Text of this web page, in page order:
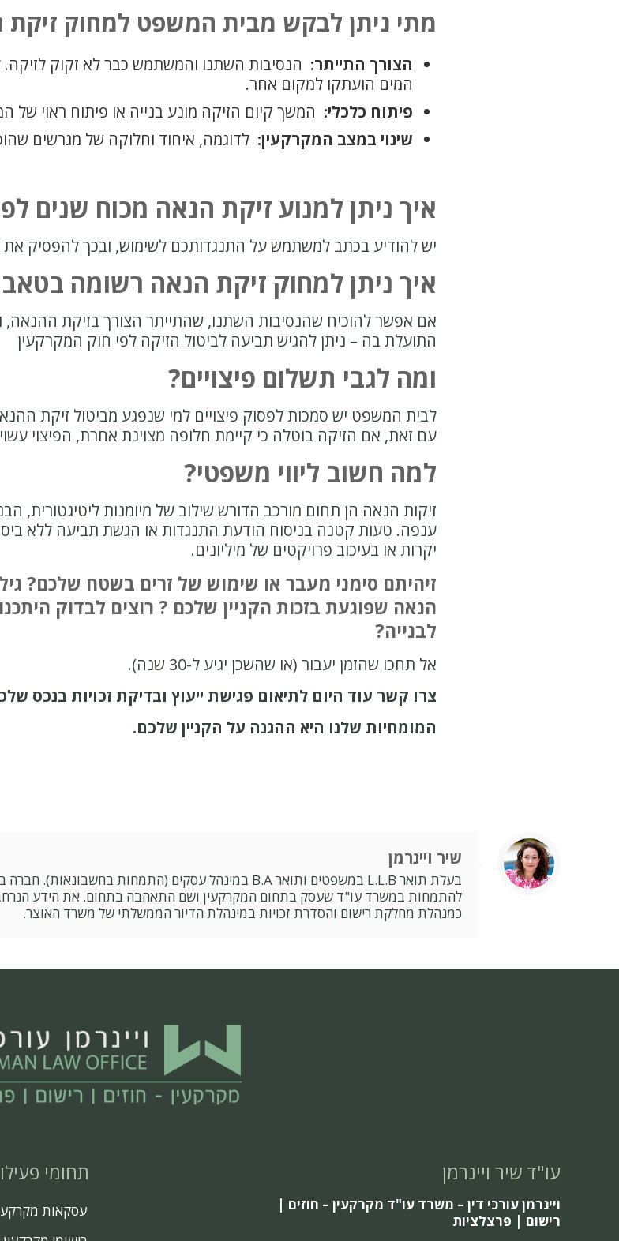
מתי ניתן לבקש מבית המשפט למחוק זיקת
הצורך התייתר: הנסיבות השתנו והמשתמש כבר לא זקוק
המים הועתקו למקום אחר.
פיתוח כלכלי: המשך קיום הזיקה מונע בנייה או פיתוח ראוי של
שינוי במצב המקרקעין: לדוגמה, איחוד וחלוקה של מגרשים
איך ניתן למנוע זיקת הנאה מכוח שנים לפני
יש להודיע בכתב למשתמש על התנגדותכם לשימוש, ובכך להפסיק את מרוץ
איך ניתן למחוק זיקת הנאה רשומה
אם אפשר להוכיח שהנסיבות השתנו, שהתייתר הצורך בזיקת ההנאה,
התועלת בה – ניתן להגיש תביעה לביטול הזיקה לפי חוק המקרקעין
ומה לגבי תשלום פיצויים?
לבית המשפט יש סמכות לפסוק פיצויים למי שנפגע מביטול זיקת
עם זאת, אם הזיקה בוטלה כי קיימת חלופה מצוינת אחרת, הפיצוי
למה חשוב ליווי משפטי?
זיקות הנאה הן תחום מורכב הדורש שילוב של מיומנות ליטיגטורית,
ענפה. טעות קטנה בניסוח הודעת התנגדות או הגשת תביעה ללא
יקרות או בעיכוב פרויקטים של מיליונים.
זיהיתם סימני מעבר או שימוש של זרים בשטח שלכם?
הנאה שפוגעת בזכות הקניין שלכם ? רוצים לבדוק
לבנייה?
אל תחכו שהזמן יעבור (או שהשכן יגיע ל-30 שנה).
צרו קשר עוד היום לתיאום פגישת ייעוץ ובדיקת זכויות בנכס
המומחיות שלנו היא ההגנה על הקניין שלכם.
שיר ויינרמן
כמנהלת מחלקת רישום והסדרת זכויות במינהלת הדיור הממשלתי של משרד האוצר.
עו"ד שיר ויינרמן
ויינרמן עורכי דין – משרד עו"ד מקרקעין – חוזים |
רישום | פרצלציות
תחומי
עסקאות